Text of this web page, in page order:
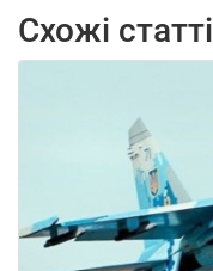
Схожі статті